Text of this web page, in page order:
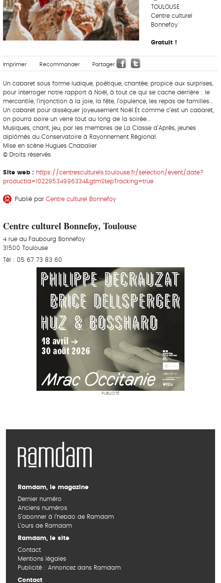
TOULOUSE
Centre culturel
Bonnefoy
Gratuit !
Imprimer Recommander Partager
Un cabaret sous forme ludique, poétique, chantée, propice aux surprises,
pour interroger notre rapport à Noël, à tout ce qui se cache derrière : le
mercantile, l’injonction à la joie, la fête, l’opulence, les repas de familles...
Un cabaret pour disséquer joyeusement Noël.Et comme c’est un cabaret,
on pourra boire un verre tout au long de la soirée...
Musiques, chant, jeu, par les membres de La Classe d’Après, jeunes
diplômés du Conservatoire à Rayonnement Régional.
Mise en scène Hugues Chabalier
© Droits réservés
Site web : https://centresculturels.toulouse.fr/selection/event/date?
productId=10229534996334&gtmStepTracking=true
Publié par Centre culturel Bonnefoy
Centre culturel Bonnefoy, Toulouse
4 rue du Faubourg Bonnefoy
31500 Toulouse
Tél : 05 67 73 83 60
PUBLICITÉ
Ramdam, le magazine
Dernier numéro
Anciens numéros
S’abonner à l’hebdo de Ramdam
L’ours de Ramdam
Ramdam, le site
Contact
Mentions légales
Publicité : Annoncez dans Ramdam
Contact